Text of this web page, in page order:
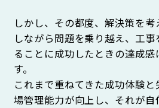
しかし、その都度、解決策を
しながら問題を乗り越え、工
ることに成功したときの達成
す。
これまで重ねてきた成功体験
場管理能力が向上し、それが自